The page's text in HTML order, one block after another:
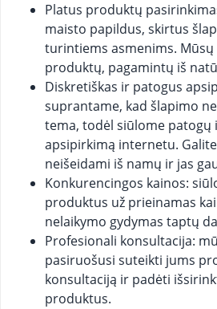
Platus produktų
maisto papildus, skirtus
turintiems asmenims.
produktų, pagamintų iš
Diskretiškas ir patogus
suprantame, kad šlapimo
tema, todėl siūlome patogų
apsipirkimą internetu.
neišeidami iš namų ir jas
Konkurencingos kainos:
produktus už prieinamas
nelaikymo gydymas taptų
Profesionali konsultacija:
pasiruošusi suteikti jums
konsultaciją ir padėti
produktus.